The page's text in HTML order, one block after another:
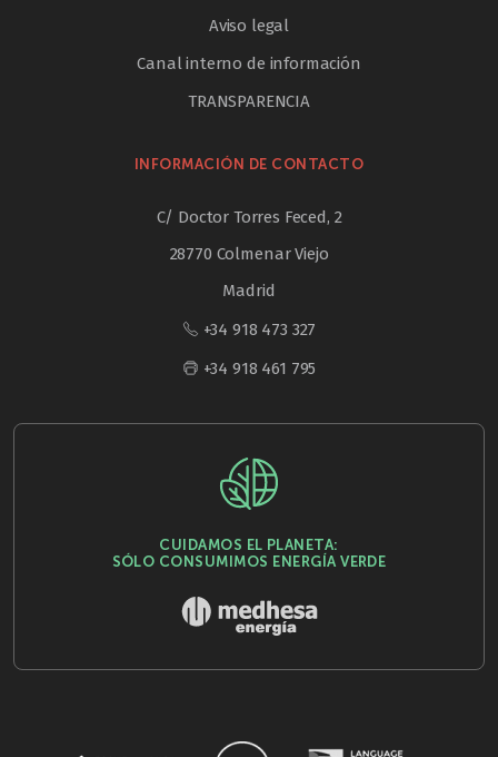
Aviso legal
Canal interno de información
TRANSPARENCIA
INFORMACIÓN DE CONTACTO
C/ Doctor Torres Feced, 2
28770 Colmenar Viejo
Madrid
+34 918 473 327
+34 918 461 795
CUIDAMOS EL PLANETA:
SÓLO CONSUMIMOS ENERGÍA VERDE